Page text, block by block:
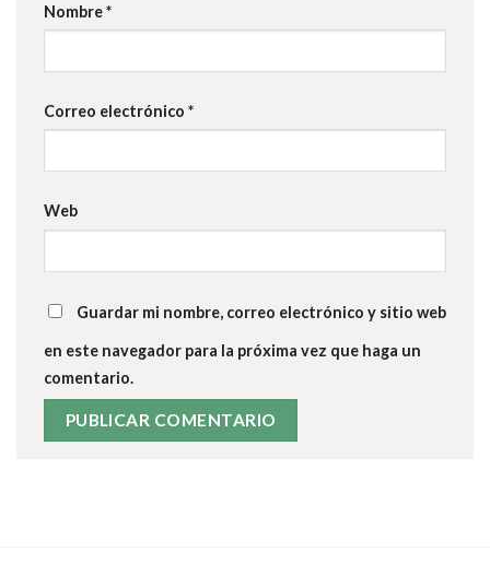
Nombre*
Correo electrónico *
Web
Guardar mi nombre, correo electrónico y sitio web
en este navegador para la próxima vez que haga un
comentario.